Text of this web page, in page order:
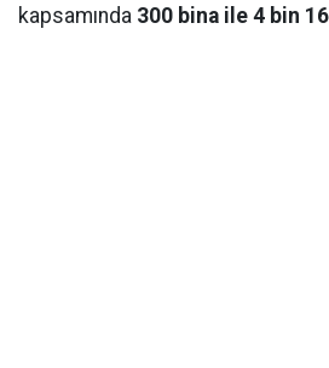
kapsamında 300 bina ile 4 bin